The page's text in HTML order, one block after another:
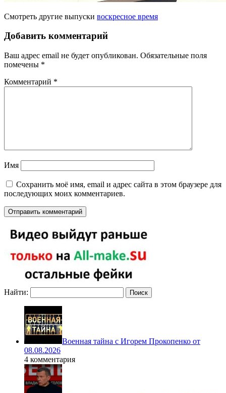
Смотреть другие выпуски воскресное время
Добавить комментарий
Ваш адрес email не будет опубликован. Обязательные поля
помечены *
Комментарий *
Имя
Сохранить моё имя, email и адрес сайта в этом браузере для
последующих моих комментариев.
Найти:
Военная тайна с Игорем Прокопенко от
08.08.2026
4 комментария